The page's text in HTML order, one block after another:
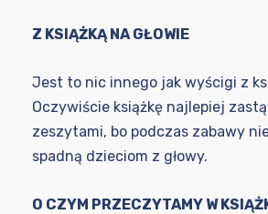
Z KSIĄŻKĄ NA GŁOWIE
Jest to nic innego jak wyścigi z
Oczywiście książkę najlepiej
zeszytami, bo podczas zabawy
spadną dzieciom z głowy.
O CZYM PRZECZYTAMY W